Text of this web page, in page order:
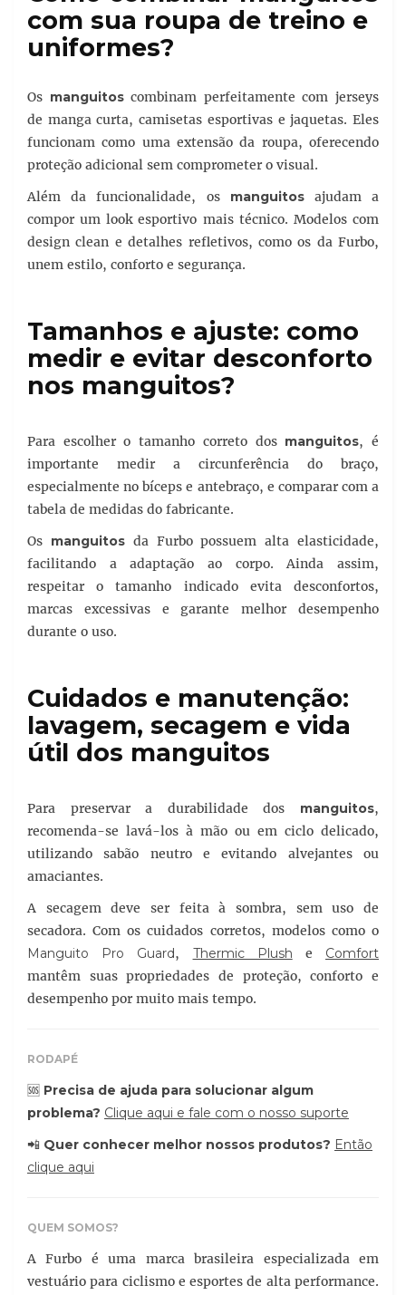
com sua roupa de treino e
uniformes?
Os manguitoscombinam perfeitamente com jerseys
de manga curta, camisetas esportivas e jaquetas. Eles
funcionam como uma extensão da roupa, oferecendo
proteção adicional sem comprometer o visual.
Além da funcionalidade, os manguitosajudam a
compor um look esportivo mais técnico. Modelos com
design clean e detalhes refletivos, como os da Furbo,
unem estilo, conforto e segurança.
Tamanhos e ajuste: como
medir e evitar desconforto
nos manguitos?
Para escolher o tamanho correto dos manguitos, é
importante medir a circunferência do braço,
especialmente no bíceps e antebraço, e comparar com a
tabela de medidas do fabricante.
Os manguitosda Furbo possuem alta elasticidade,
facilitando a adaptação ao corpo. Ainda assim,
respeitar o tamanho indicado evita desconfortos,
marcas excessivas e garante melhor desempenho
durante o uso.
Cuidados e manutenção:
lavagem, secagem e vida
útil dos manguitos
Para preservar a durabilidade dos manguitos,
recomenda-se lavá-los à mão ou em ciclo delicado,
utilizando sabão neutro e evitando alvejantes ou
amaciantes.
A secagem deve ser feita à sombra, sem uso de
secadora. Com os cuidados corretos, modelos como o
Manguito Pro Guard, Thermic Plush e Comfort
mantêm suas propriedades de proteção, conforto e
desempenho por muito mais tempo.
RODAPÉ
🆘 Precisa de ajuda para solucionar algum
problema? Clique aqui e fale com o nosso suporte
📲 Quer conhecer melhor nossos produtos? Então
clique aqui
QUEM SOMOS?
A Furbo é uma marca brasileira especializada em
vestuário para ciclismo e esportes de alta performance.